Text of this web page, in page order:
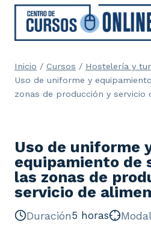
Saltar
contenido
Inicio / Cursos / Hostelería y
Uso de uniforme y
zonas de producción y servicio
Uso de uniforme
equipamiento de
las zonas de
servicio de
Duración5 horas